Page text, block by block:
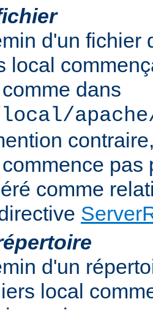
d'un fichier
local
dans
pas
comme
d'un
local